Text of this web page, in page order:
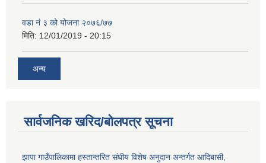
वडा नं ३ को योजना २०७६/७७
मिति: 12/01/2019 - 20:15
अन्य
सार्वजनिक खरिद/बोलपत्र सूचना
झापा गाउँपालिकामा हस्तान्तरित संघीय विशेष अनुदान अन्तर्गत आदिबासी,